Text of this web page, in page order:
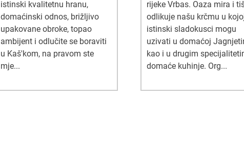
istinski kvalitetnu hranu,
domaćinski odnos, brižljivo
upakovane obroke, topao
ambijent i odlučite se boraviti
u Kaš'kom, na pravom ste
mje...
rijeke Vrbas. Oaza mira i
odlikuje našu krčmu u
istinski sladokusci mogu
uzivati u domaćoj
kao i u drugim
domaće kuhinje. Org...